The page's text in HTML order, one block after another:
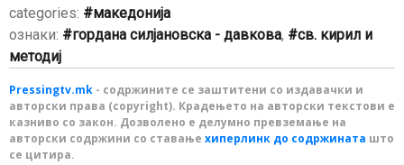
categories:
македонија
ознаки:
гордана силјановска - давкова,
св. кирил и
методиј
Pressingtv.mk - содржините се заштитени со издавачки и
авторски права (copyright). Крадењето на авторски текстови е
казниво со закон. Дозволено е делумно превземање на
авторски содржини со ставање хиперлинк до содржината што
се цитира.